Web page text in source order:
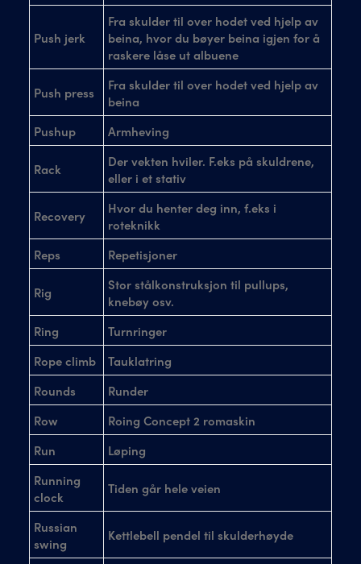
Push jerk
Fra skulder til over hodet ved hjelp av
beina, hvor du bøyer beina igjen for å
raskere låse ut albuene
Push press
Fra skulder til over hodet ved hjelp av
beina
Pushup
Armheving
Rack
Der vekten hviler. F.eks på skuldrene,
eller i et stativ
Recovery
Hvor du henter deg inn, f.eks i
roteknikk
Reps
Repetisjoner
Rig
Stor stålkonstruksjon til pullups,
knebøy osv.
Ring
Turnringer
Rope climb
Tauklatring
Rounds
Runder
Row
Roing Concept 2 romaskin
Run
Løping
Running
clock
Tiden går hele veien
Russian
swing
Kettlebell pendel til skulderhøyde